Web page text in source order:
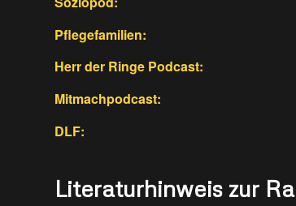
Pflegefamilien:
Herr der Ringe Podcast:
Mitmachpodcast:
DLF:
Literaturhinweis zur